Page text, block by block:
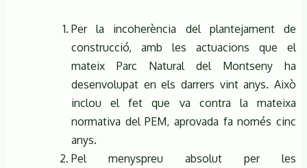
Per la incoherència del plantejament de
construcció, amb les actuacions que el
mateix Parc Natural del Montseny ha
desenvolupat en els darrers vint anys. Això
inclou el fet que va contra la mateixa
normativa del PEM, aprovada fa només cinc
anys.
Pel menyspreu absolut per les